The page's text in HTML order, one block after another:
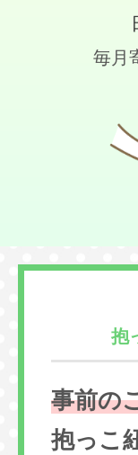
毎月
抱
事前の
抱っこ